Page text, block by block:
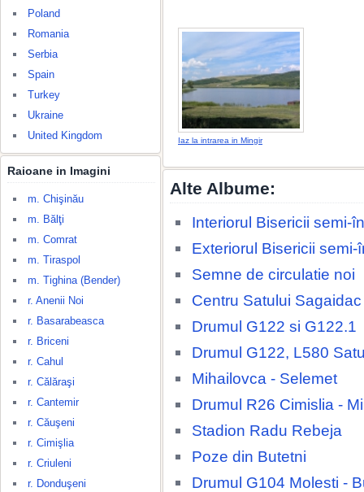
Poland
Romania
Serbia
Spain
Turkey
Ukraine
United Kingdom
Raioane in Imagini
m. Chişinău
m. Bălţi
m. Comrat
m. Tiraspol
m. Tighina (Bender)
r. Anenii Noi
r. Basarabeasca
r. Briceni
r. Cahul
r. Călăraşi
r. Cantemir
r. Căuşeni
r. Cimişlia
r. Criuleni
r. Donduşeni
Iaz la intrarea in Mingir
Alte Albume:
Interiorul Bisericii semi-
Exteriorul Bisericii
Semne de circulatie noi
Centru Satului Sagaidac
Drumul G122 si G122.1
Drumul G122, L580
Mihailovca - Selemet
Drumul R26 Cimislia -
Stadion Radu Rebeja
Poze din Butetni
Drumul G104 Molesti -